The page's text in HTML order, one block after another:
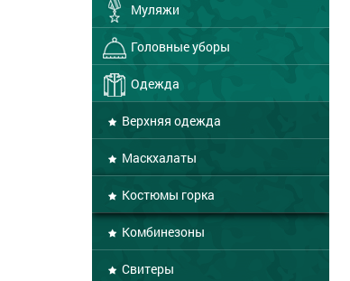
Муляжи
Головные уборы
Одежда
Верхняя одежда
Маскхалаты
Костюмы горка
Комбинезоны
Свитеры